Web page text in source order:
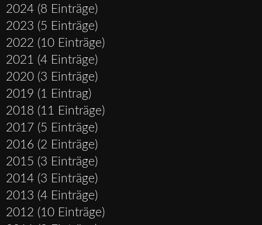
2024 (8 Einträge)
2023 (5 Einträge)
2022 (10 Einträge)
2021 (4 Einträge)
2020 (3 Einträge)
2019 (1 Eintrag)
2018 (11 Einträge)
2017 (5 Einträge)
2016 (2 Einträge)
2015 (3 Einträge)
2014 (3 Einträge)
2013 (4 Einträge)
2012 (10 Einträge)